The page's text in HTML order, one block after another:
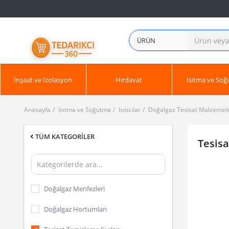
ÜRÜN
İnşaat ve İzolasyon Hırdavat Isıtma ve
Anasayfa Isıtma ve Soğutma Isıtıcılar Doğalgaz Tesisat
TÜM KATEGORILER
Doğalgaz Menfezleri
Doğalgaz Hortumları